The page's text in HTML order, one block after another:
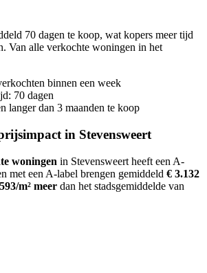
70 dagen te koop, wat kopers meer tijd
Van alle verkochte woningen in het
binnen een week
70 dagen
langer dan 3 maanden te koop
in Stevensweert
woningen in Stevensweert heeft een A-
met een A-label brengen gemiddeld € 3.132
m² meer dan het stadsgemiddelde van